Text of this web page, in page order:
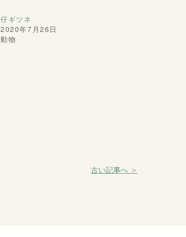
仔ギツネ
2020年7月26日
動物
古い記事へ ＞